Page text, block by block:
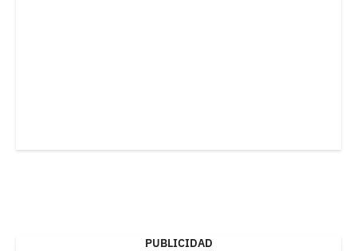
PUBLICIDAD